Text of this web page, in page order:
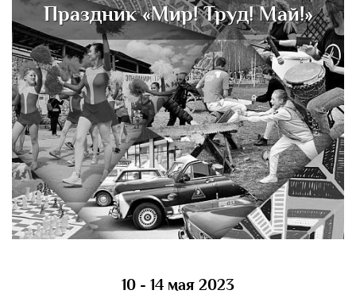
Праздник «Мир! Труд! Май!»
10 - 14 мая 2023